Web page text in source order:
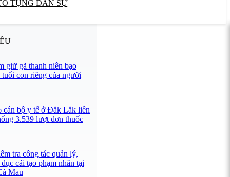
TỤNG DÂN SỰ
giữ gã thanh niên bạo
tuổi con riêng của người
cán bộ y tế ở Đắk Lắk liên
3.539 lượt đơn thuốc
tra công tác quản lý,
cải tạo phạm nhân tại
Mau